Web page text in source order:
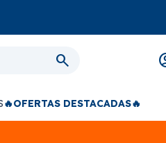
🔥OFERTAS DESTACADAS🔥